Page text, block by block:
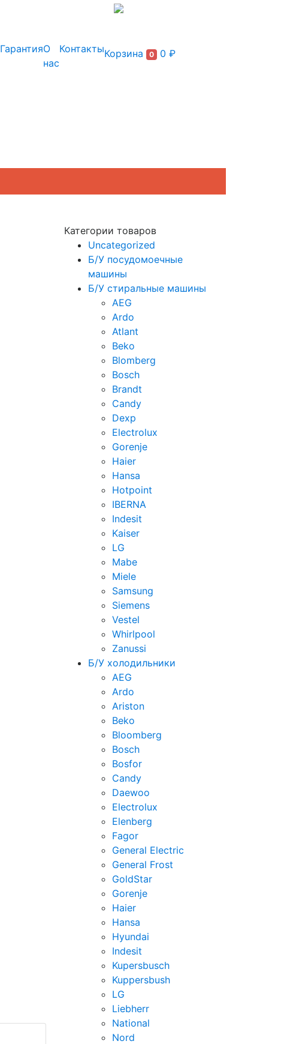
ГарантияО
нас
КонтактыКорзина 0 0 ₽
Категории товаров
Uncategorized
Б/У посудомоечные
машины
Б/У стиральные машины
AEG
Ardo
Atlant
Beko
Blomberg
Bosch
Brandt
Candy
Dexp
Electrolux
Gorenje
Haier
Hansa
Hotpoint
IBERNA
Indesit
Kaiser
LG
Mabe
Miele
Samsung
Siemens
Vestel
Whirlpool
Zanussi
Б/У холодильники
AEG
Ardo
Ariston
Beko
Bloomberg
Bosch
Bosfor
Candy
Daewoo
Electrolux
Elenberg
Fagor
General Electric
General Frost
GoldStar
Gorenje
Haier
Hansa
Hyundai
Indesit
Kupersbusch
Kuppersbush
LG
Liebherr
National
Nord